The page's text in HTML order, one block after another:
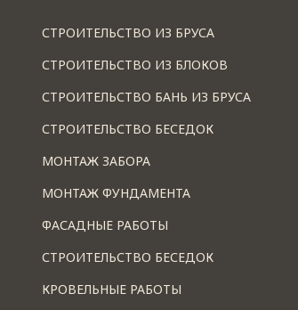
СТРОИТЕЛЬСТВО ИЗ БРУСА
СТРОИТЕЛЬСТВО ИЗ БЛОКОВ
СТРОИТЕЛЬСТВО БАНЬ ИЗ БРУСА
СТРОИТЕЛЬСТВО БЕСЕДОК
МОНТАЖ ЗАБОРА
МОНТАЖ ФУНДАМЕНТА
ФАСАДНЫЕ РАБОТЫ
СТРОИТЕЛЬСТВО БЕСЕДОК
КРОВЕЛЬНЫЕ РАБОТЫ